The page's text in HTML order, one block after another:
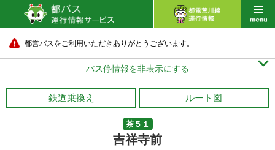
都営バスをご利用いただきありがとうございます。
バス停情報を非表示にする 
鉄道乗換え ルート図
茶５１
吉祥寺前